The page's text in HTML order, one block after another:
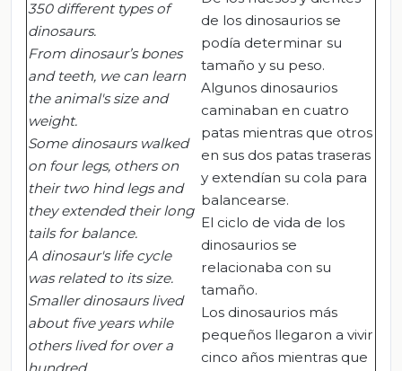
350 different types of
dinosaurs.
From dinosaur’s bones
and teeth, we can learn
the animal's size and
weight.
Some dinosaurs walked
on four legs, others on
their two hind legs and
they extended their long
tails for balance.
A dinosaur's life cycle
was related to its size.
Smaller dinosaurs lived
about five years while
others lived for over a
hundred.
de los dinosaurios se
podía determinar su
tamaño y su peso.
Algunos dinosaurios
caminaban en cuatro
patas mientras que otros
en sus dos patas traseras
y extendían su cola para
balancearse.
El ciclo de vida de los
dinosaurios se
relacionaba con su
tamaño.
Los dinosaurios más
pequeños llegaron a vivir
cinco años mientras que